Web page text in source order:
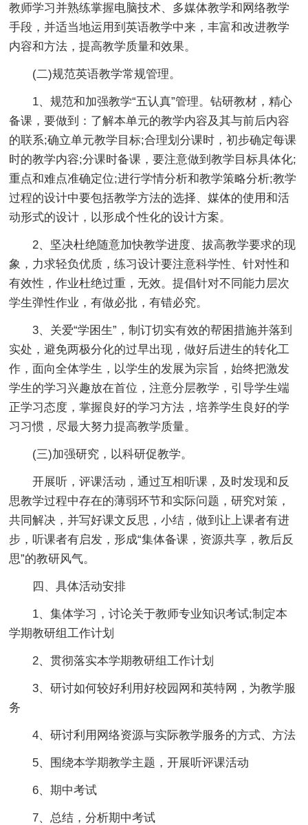
教师学习并熟练掌握电脑技术、多媒体教学和网络教学
手段，并适当地运用到英语教学中来，丰富和改进教学
内容和方法，提高教学质量和效果。
(二)规范英语教学常规管理。
1、规范和加强教学“五认真”管理。钻研教材，精心
备课，要做到：了解本单元的教学内容及其与前后内容
的联系;确立单元教学目标;合理划分课时，初步确定每课
时的教学内容;分课时备课，要注意做到教学目标具体化;
重点和难点准确定位;进行学情分析和教学策略分析;教学
过程的设计中要包括教学方法的选择、媒体的使用和活
动形式的设计，以形成个性化的设计方案。
2、坚决杜绝随意加快教学进度、拔高教学要求的现
象，力求轻负优质，练习设计要注意科学性、针对性和
有效性，作业杜绝过重，无效。提倡针对不同能力层次
学生弹性作业，有做必批，有错必究。
3、关爱“学困生”，制订切实有效的帮困措施并落到
实处，避免两极分化的过早出现，做好后进生的转化工
作，面向全体学生，以学生的发展为宗旨，始终把激发
学生的学习兴趣放在首位，注意分层教学，引导学生端
正学习态度，掌握良好的学习方法，培养学生良好的学
习习惯，尽最大努力提高教学质量。
(三)加强研究，以科研促教学。
开展听，评课活动，通过互相听课，及时发现和反
思教学过程中存在的薄弱环节和实际问题，研究对策，
共同解决，并写好课文反思，小结，做到让上课者有进
步，听课者有启发，形成“集体备课，资源共享，教后反
思”的教研风气。
四、具体活动安排
1、集体学习，讨论关于教师专业知识考试;制定本
学期教研组工作计划
2、贯彻落实本学期教研组工作计划
3、研讨如何较好利用好校园网和英特网，为教学服
务
4、研讨利用网络资源与实际教学服务的方式、方法
5、围绕本学期教学主题，开展听评课活动
6、期中考试
7、总结，分析期中考试